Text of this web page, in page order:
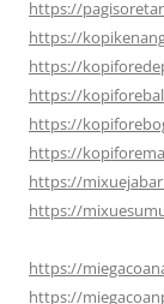
https://
https://
https://
https://
https://
https://
https://
https://
https://
https://